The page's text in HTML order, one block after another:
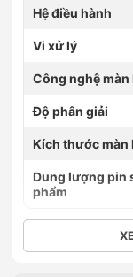
Hệ điều hành
Vi xử lý
Công nghệ màn
Độ phân giải
Kích thước màn
Dung lượng pin
phẩm